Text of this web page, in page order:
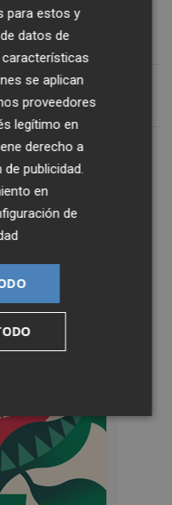
para estos y
datos de
se aplican
proveedores
legítimo en
derecho a
de publicidad
en
de